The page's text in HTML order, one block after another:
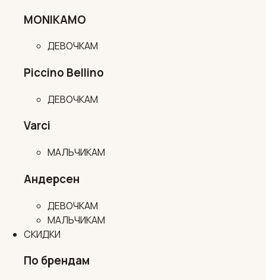
MONIKAMO
ДЕВОЧКАМ
Piccino Bellino
ДЕВОЧКАМ
Varci
МАЛЬЧИКАМ
Андерсен
ДЕВОЧКАМ
МАЛЬЧИКАМ
СКИДКИ
По брендам